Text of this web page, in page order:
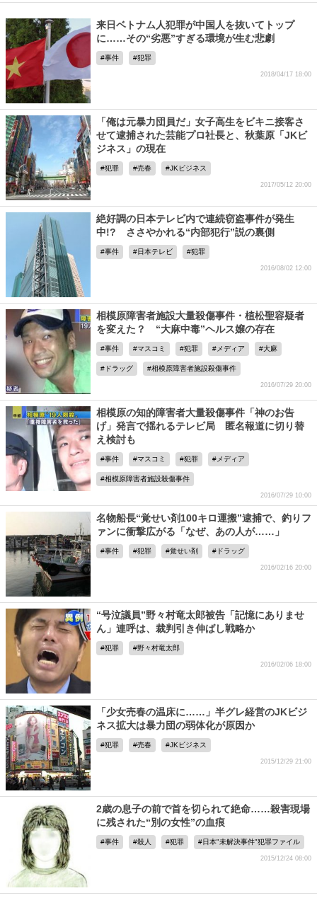
来日ベトナム人犯罪が中国人を抜いてトップ
に……その“劣悪”すぎる環境が生む悲劇
事件 犯罪
2018/04/17 18:00
「俺は元暴力団員だ」女子高生をビキニ接客さ
せて逮捕された芸能プロ社長と、秋葉原「JKビ
ジネス」の現在
犯罪 売春 JKビジネス
2017/05/12 20:00
絶好調の日本テレビ内で連続窃盗事件が発生
中!? ささやかれる“内部犯行”説の裏側
事件 日本テレビ 犯罪
2016/08/02 12:00
相模原障害者施設大量殺傷事件・植松聖容疑者
を変えた？ “大麻中毒”ヘルス嬢の存在
事件 マスコミ 犯罪 メディア 大麻
ドラッグ 相模原障害者施設殺傷事件
2016/07/29 20:00
相模原の知的障害者大量殺傷事件「神のお告
げ」発言で揺れるテレビ局 匿名報道に切り替
え検討も
事件 マスコミ 犯罪 メディア
相模原障害者施設殺傷事件
2016/07/29 10:00
名物船長“覚せい剤100キロ運搬”逮捕で、釣りフ
ァンに衝撃広がる「なぜ、あの人が……」
事件 犯罪 覚せい剤 ドラッグ
2016/02/16 20:00
“号泣議員”野々村竜太郎被告「記憶にありませ
ん」連呼は、裁判引き伸ばし戦略か
犯罪 野々村竜太郎
2016/02/06 18:00
「少女売春の温床に……」半グレ経営のJKビジ
ネス拡大は暴力団の弱体化が原因か
犯罪 売春 JKビジネス
2015/12/29 21:00
2歳の息子の前で首を切られて絶命……殺害現場
に残された“別の女性”の血痕
事件 殺人 犯罪 日本"未解決事件"犯罪ファイル
2015/12/24 08:00